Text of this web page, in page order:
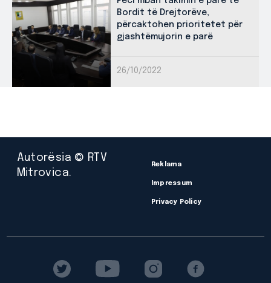
Bordit të Drejtorëve,
përcaktohen prioritetet për
gjashtëmujorin e parë
26/10/2022
Autorësia © RTV
Mitrovica.
Reklama
Impressum
Privacy Policy